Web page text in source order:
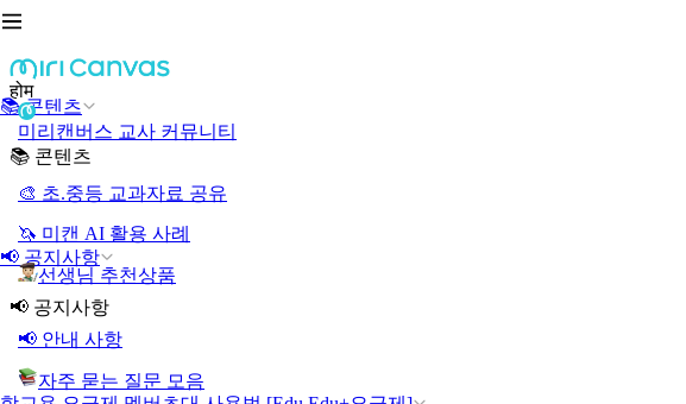
📚 콘텐츠
📢 공지사항
होम
미리캔버스 교사 커뮤니티
📚 콘텐츠
🎨 초.중등 교과자료 공유
🦄 미캔 AI 활용 사례
선생님 추천상품
📢 공지사항
📢 안내 사항
자주 묻는 질문 모음